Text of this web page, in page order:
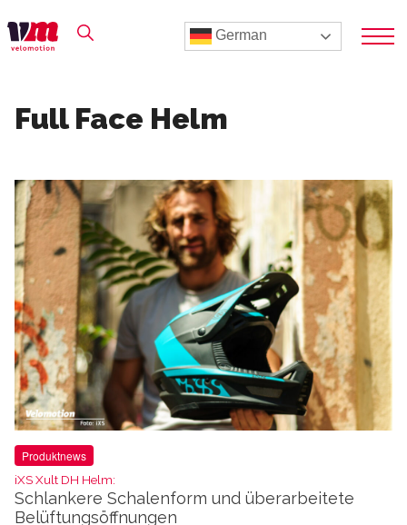
German
Full Face Helm
Produktnews
iXS Xult DH Helm:
Schlankere Schalenform und überarbeitete
Belüftungsöffnungen